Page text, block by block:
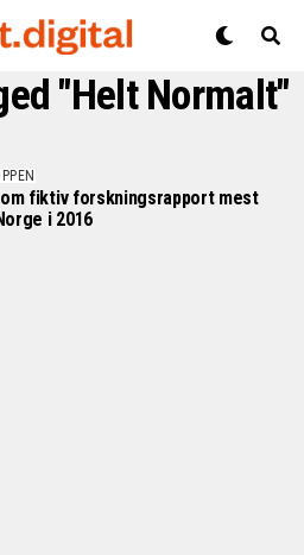
"Helt Normalt"
fiktiv forskningsrapport mest
i 2016